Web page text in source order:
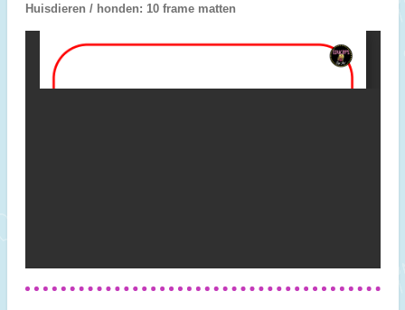
Huisdieren / honden: 10 frame matten